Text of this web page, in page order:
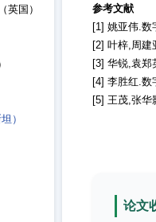
英国）
）
参考文献
[1] 姚亚伟.数
[2] 叶梓,周建
[3] 华锐,袁郑
[4] 李胜红.数
[5] 王茂,张华
论文